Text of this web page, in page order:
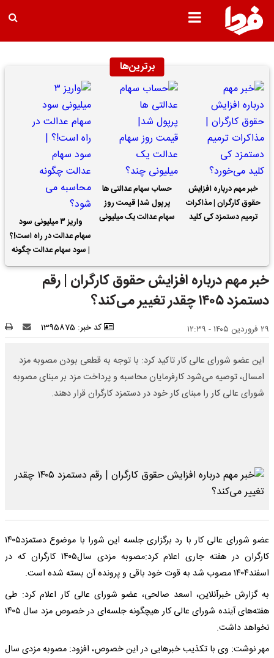
برترین‌ها
خبر مهم درباره افزایش
حقوق کارگران | مذاکرات
ترمیم دستمزد کی کلید
حساب سهام عدالتی ها
پرپول شد| قیمت روز
سهام عدالت یک میلیونی
واریز ۳ میلیونی سود
سهام عدالت در راه است!؟
| سود سهام عدالت چگونه
محاسبه می شود؟
خبر مهم درباره افزایش حقوق کارگران | رقم
دستمزد ۱۴۰۵ چقدر تغییر می‌کند؟
۲۹ فروردین ۱۴۰۵ - ۱۲:۳۹ کد خبر: 1395875
این عضو شورای عالی کار تاکید کرد: با توجه به قطعی بودن مصوبه مزد
امسال، توصیه می‌شود کارفرمایان محاسبه و پرداخت مزد بر مبنای مصوبه
شورای ‌عالی کار را مبنای کار خود در دستمزد کارگران قرار دهند.
عضو شورای عالی کار با رد برگزاری جلسه این شورا با موضوع دستمزد۱۴۰۵
کارگران در هفته جاری اعلام کرد:مصوبه مزدی سال۱۴۰۵ کارگران که در
اسفند۱۴۰۴ مصوب شد به قوت خود باقی و پرونده آن بسته شده است.
به گزارش خبرآنلاین، اسعد صالحی، عضو شورای عالی کار اعلام کرد: طی
هفته‌های آینده شورای‌ عالی کار هیچگونه جلسه‌ای در خصوص مزد سال ۱۴۰۵
نخواهد داشت.
مهر نوشت: وی با تکذیب خبرهایی در این خصوص، افزود: مصوبه مزدی سال